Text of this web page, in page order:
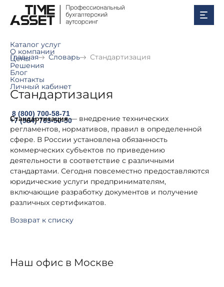
Главная Словарь Стандартизация
Стандартизация
Стандартизация— внедрение технических
регламентов, нормативов, правил в определенной
сфере. В России установлена обязанность
коммерческих субъектов по приведению
деятельности в соответствие с различными
стандартами. Сегодня повсеместно предоставляются
юридические услуги предпринимателям,
включающие разработку документов и получение
различных сертификатов.
Возврат к списку
Наш офис в Москве
Каталог услуг
О компании
Цены
Решения
Блог
Контакты
Личный кабинет
8 (800) 700-58-71
+7 (964) 765-50-50